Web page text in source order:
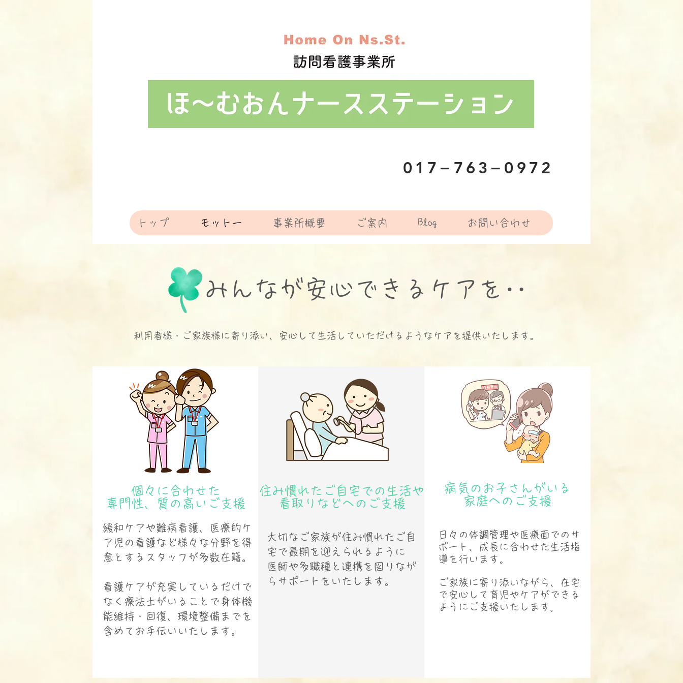
​017−763−0972
トップ モットー 事業所概要 ご案内 Blog お問い合わせ
みんなが安心できるケアを‥
利用者様・ご家族様に寄り添い、安心して生活していただけるようなケアを提供いたします。
個々に合わせた
専門性、質の高いご支援
緩和ケアや難病看護、医療的ケ
ア児の看護など様々な分野を得
意とするスタッフが多数在籍。
看護ケアが充実しているだけで
なく療法士がいることで身体機
能維持・回復、環境整備までを
含めてお手伝いいたします。
​住み慣れたご自宅での生活や
​看取りなどへのご支援
大切なご家族が住み慣れたご自
宅で最期を迎えられるように
医師や多職種と連携を図りなが
らサポートをいたします。
​病気のお子さんがいる
家庭へのご支援
日々の体調管理や医療面でのサ
ポート、成長に合わせた生活指
導を行います。
ご家族に寄り添いながら、在宅
で安心して育児やケアができる
ようにご支援いたします 。